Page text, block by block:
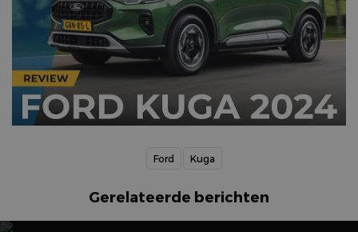
Ford Kuga
Gerelateerde berichten